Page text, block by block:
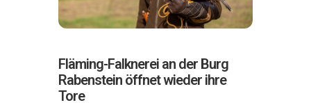
Fläming-Falknerei an der Burg
Rabenstein öffnet wieder ihre
Tore